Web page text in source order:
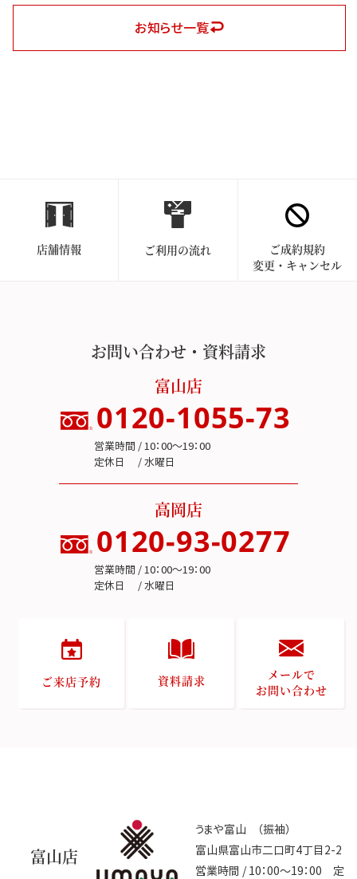
お知らせ一覧
店舗情報 ご利用の流れ
ご成約規約
変更・キャンセル
お問い合わせ・資料請求
富山店
0120-1055-73
営業時間 / 10：00～19：00
定休日 / 水曜日
高岡店
0120-93-0277
営業時間 / 10：00～19：00
定休日 / 水曜日
ご来店予約 資料請求
メールで
お問い合わせ
富山店
うまや富山 （振袖）
富山県富山市二口町4丁目2-2
営業時間 / 10：00～19：00 定